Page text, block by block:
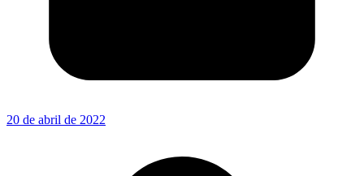
20 de abril de 2022